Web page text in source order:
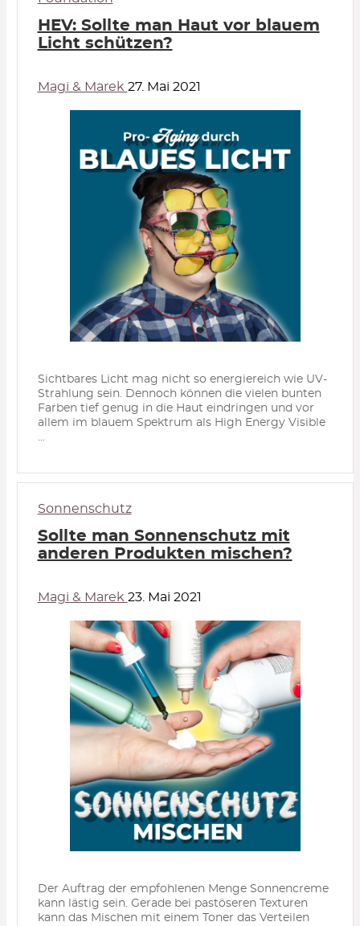
HEV: Sollte man Haut vor blauem
Licht schützen?
Magi & Marek 27. Mai 2021
Sichtbares Licht mag nicht so energiereich wie UV-
Strahlung sein. Dennoch können die vielen bunten
Farben tief genug in die Haut eindringen und vor
allem im blauem Spektrum als High Energy Visible
Sonnenschutz
Sollte man Sonnenschutz mit
anderen Produkten mischen?
Magi & Marek 23. Mai 2021
Der Auftrag der empfohlenen Menge Sonnencreme
kann lästig sein. Gerade bei pastöseren Texturen
kann das Mischen mit einem Toner das Verteilen